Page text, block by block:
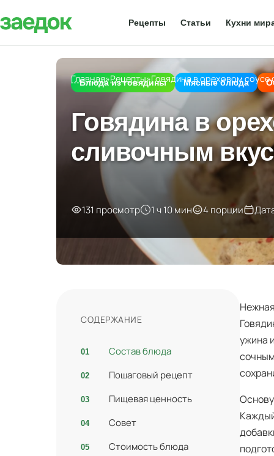
Рецепты Статьи Кухни
Главная»Рецепты»Говядина в ореховом
Блюда из говядины Мясные блюда
Говядина в
сливочным
131 просмотр 1 ч 10 мин 4 порции
СОДЕРЖАНИЕ
Состав блюда
Пошаговый рецепт
Пищевая ценность
Совет
Стоимость блюда
ужина